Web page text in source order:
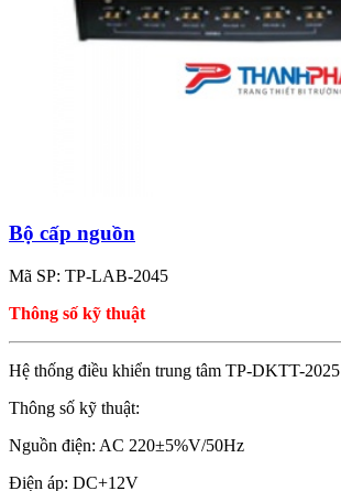
Bộ cấp nguồn
Mã SP: TP-LAB-2045
Thông số kỹ thuật
Hệ thống điều khiển trung tâm TP-DKTT-2025
Thông số kỹ thuật:
Nguồn điện: AC 220±5%V/50Hz
Điện áp: DC+12V